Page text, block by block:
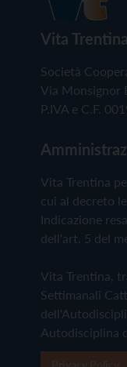
Vita
Società
Via Monsignor
P.IVA e C.F.
Vita Trentina
cui al decreto
Indicazione
dell'art. 5 del
Vita Trentina,
Settimanali
Autodisciplina